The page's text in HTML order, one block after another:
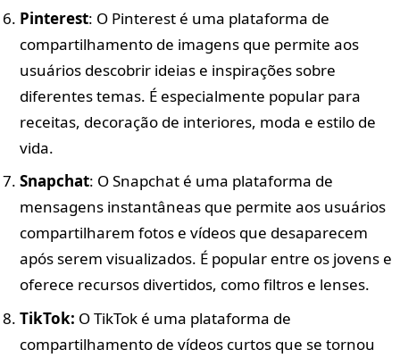
Pinterest: O Pinterest é uma plataforma de
compartilhamento de imagens que permite aos
usuários descobrir ideias e inspirações sobre
diferentes temas. É especialmente popular para
receitas, decoração de interiores, moda e estilo de
vida.
Snapchat: O Snapchat é uma plataforma de
mensagens instantâneas que permite aos usuários
compartilharem fotos e vídeos que desaparecem
após serem visualizados. É popular entre os jovens e
oferece recursos divertidos, como filtros e lenses.
TikTok: O TikTok é uma plataforma de
compartilhamento de vídeos curtos que se tornou